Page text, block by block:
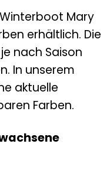
Mary
erhältlich. Die
nach Saison
In unserem
aktuelle
Farben.